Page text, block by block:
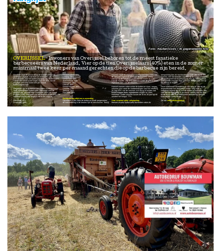
OVERIJSSEL Inwoners van Overijssel behoren tot de meest fanatieke
barbecueërs van Nederland. Vier op de tien Overijsselaars (40%) eten in de zomer
minimaal twee keer per maand gerechten die op de barbecue zijn bereid.
Daarmee staat de provincie op de tweede plek in de
landelijke ranglijst. Dat blijkt uit onderzoek van
Keukenloods naar het barbecuegedrag van Nederlanders.
Alleen Flevoland scoort hoger: daar eet 45% van de
inwoners minstens twee keer per maand
barbecuegerechten.
Regionaal zijn er duidelijke verschillen zichtbaar in hoe
vaak Nederlanders barbecueën. Flevoland voert de
ranglijst aan, gevolgd door Overijssel (40%) en Noord-
Brabant (37%). Friesland sluit de ranglijst af met 22%. De
volledige provinciale ranglijst ziet er als volgt uit:
Flevoland: 45%
Overijssel: 40%
Noord-Brabant: 37%
Limburg: 36%
Gelderland: 32%
Zuid-Holland: 31%
Groningen: 28%
Utrecht: 28%
Noord-Holland: 28%
Drenthe: 27%
Zeeland: 26%
Friesland: 22%
Barbecue nog altijd een mannending
Opvallend is dat zodra de barbecue wordt aangestoken,
de taakverdeling in de keuken lijkt te verschuiven. Terwijl
vrouwen vaker de dagelijkse maaltijd bereiden (73% van
de vrouwen tegenover 45% van de mannen), nemen
mannen bij de barbecue juist vaker het koken op zich.
Van de mannen zegt 67% meestal achter de grill te staan,
tegenover 16% van de vrouwen.
Hoewel mannen vaker achter de barbecue staan, nemen
vrouwen juist vaker de voorbereidingen voor hun rekening.
Zo zegt 63% van de vrouwen zich bezig te houden met
boodschappen doen, ingrediënten snijden en vlees
marineren. Onder vrouwen tussen de 30 en 39 jaar ligt dit
aandeel het hoogst: 77%.
Voor mannen vaker ontspanning
Mannen ervaren barbecueën bovendien vaker als
ontspanning dan als huishoudelijke taak. Zes op de tien
mannen zien het bereiden van eten op de barbecue eerder
als een moment om te ontspannen dan als huishoudelijk
werk. Onder vrouwen zegt juist 61% barbecueën niet op
die manier te ervaren.
Deze traditionele rolverdeling is ook terug te zien bij de
respondenten. Een deelnemer vertelt: “Mijn man is
inderdaad degene die bij ons de barbecue aansteekt. Met
veel plezier overigens! Ik als vrouw verzorg dan het eten
en de drank erbij. Een traditionele rolverdeling wellicht,
maar bij ons werkt het zo.”
Zie ook www.keukenloods.nl
Keukenloods / AI gegenereerde foto